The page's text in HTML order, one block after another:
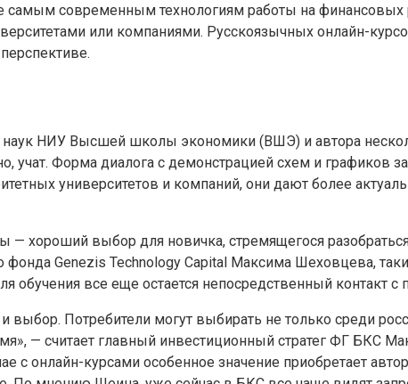
современным технологиям работы на финансовых
или компаниями. Русскоязычных онлайн-
НИУ Высшей школы экономики (ВШЭ) и автора
учат. Форма диалога с демонстрацией схем и графиков
университетов и компаний, они дают более
— хороший выбор для новичка, стремящегося
фонда Genezis Technology Capital Максима Шеховцева,
обучения все еще остается непосредственный
выбор. Потребители могут выбирать не только среди
— считает главный инвестиционный стратег ФГ БКС
онлайн-курсами особенное значение приобретает